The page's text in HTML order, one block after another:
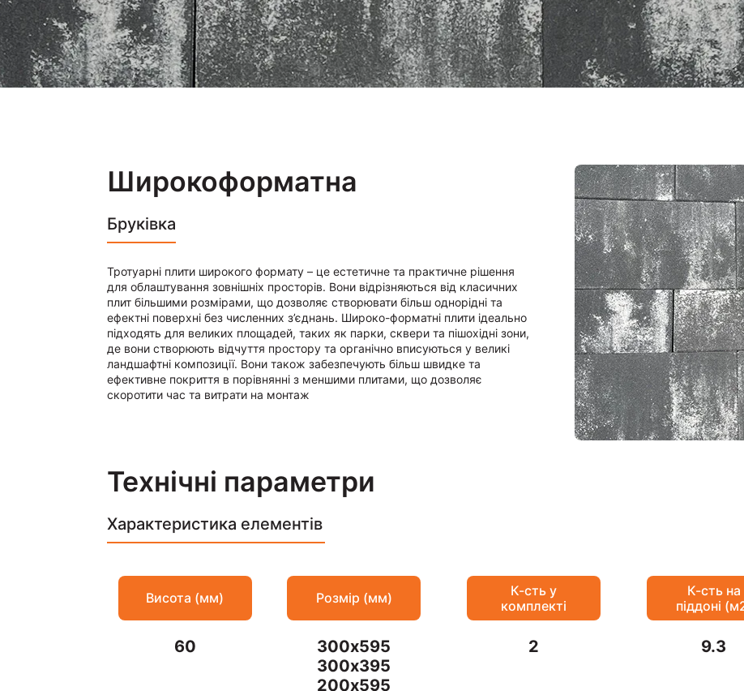
Широкоформатна
Бруківка
Тротуарні плити широкого формату – це естетичне та практичне рішення
для облаштування зовнішніх просторів. Вони відрізняються від класичних
плит більшими розмірами, що дозволяє створювати більш однорідні та
ефектні поверхні без численних з’єднань. Широко-форматні плити ідеально
підходять для великих площадей, таких як парки, сквери та пішохідні зони,
де вони створюють відчуття простору та органічно вписуються у великі
ландшафтні композиції. Вони також забезпечують більш швидке та
ефективне покриття в порівнянні з меншими плитами, що дозволяє
скоротити час та витрати на монтаж
Технічні параметри
Характеристика елементів
Висота (мм)
60
Розмір (мм)
300х595
300х395
200х595
К-сть у
комплекті
2
К-сть на
піддоні
9.3